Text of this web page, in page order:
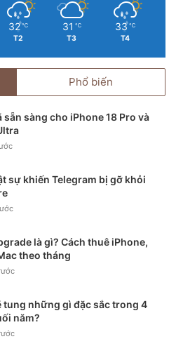
thuật và phần
tốt nhất của OPPO và Apple
hai điện thoại này đều sở hữu
cao cấp. Trong đó, OPPO Find
và bộ nhớ trong 256GB trên
13 Pro Max có chipset
32 ℃
T2
31 ℃
T3
33 ℃
T4
Phổ biến
sẵn sàng cho iPhone 18 Pro và
sự khiến Telegram bị gỡ khỏi
là gì? Cách thuê iPhone,
theo tháng
tung những gì đặc sắc trong 4
năm?